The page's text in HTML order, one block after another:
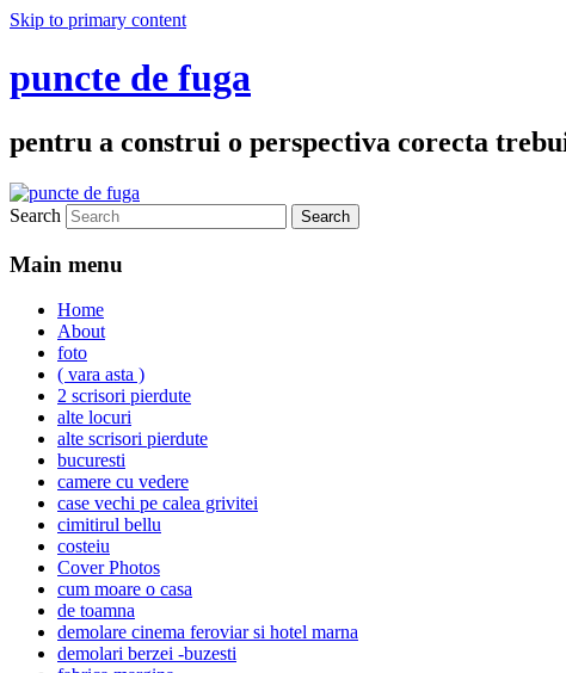
Skip to primary content
puncte de fuga
pentru a construi o perspectiva corecta
Search
Main menu
Home
About
foto
( vara asta )
2 scrisori pierdute
alte locuri
alte scrisori pierdute
bucuresti
camere cu vedere
case vechi pe calea grivitei
cimitirul bellu
costeiu
Cover Photos
cum moare o casa
de toamna
demolare cinema feroviar si hotel marna
demolari berzei -buzesti